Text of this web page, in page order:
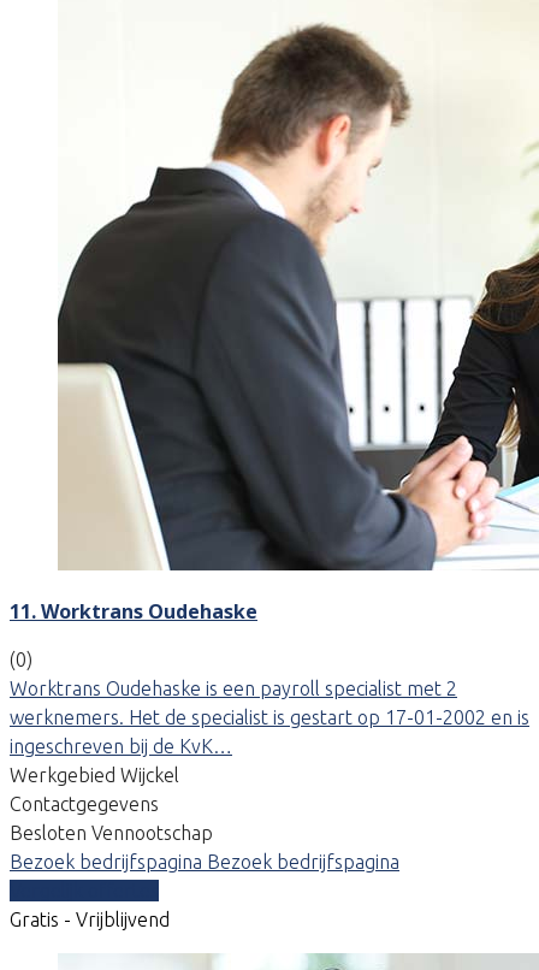
11. Worktrans Oudehaske
(0)
Worktrans Oudehaske is een payroll specialist met 2
werknemers. Het de specialist is gestart op 17-01-2002 en is
ingeschreven bij de KvK…
Werkgebied Wijckel
Contactgegevens
Besloten Vennootschap
Bezoek bedrijfspagina Bezoek bedrijfspagina
Gratis - Vrijblijvend